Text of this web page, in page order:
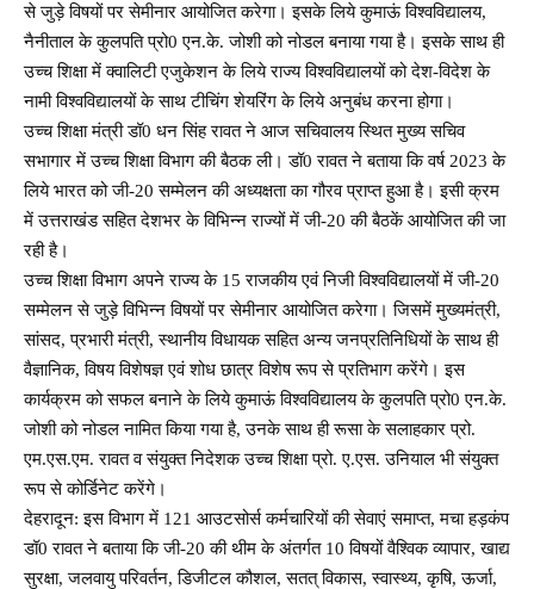
से जुड़े विषयों पर सेमीनार आयोजित करेगा। इसके लिये कुमाऊं विश्वविद्यालय,
नैनीताल के कुलपति प्रो0 एन.के. जोशी को नोडल बनाया गया है। इसके साथ ही
उच्च शिक्षा में क्वालिटी एजुकेशन के लिये राज्य विश्वविद्यालयों को देश-विदेश के
नामी विश्वविद्यालयों के साथ टीचिंग शेयरिंग के लिये अनुबंध करना होगा।
उच्च शिक्षा मंत्री डॉ0 धन सिंह रावत ने आज सचिवालय स्थित मुख्य सचिव
सभागार में उच्च शिक्षा विभाग की बैठक ली। डॉ0 रावत ने बताया कि वर्ष 2023 के
लिये भारत को जी-20 सम्मेलन की अध्यक्षता का गौरव प्राप्त हुआ है। इसी क्रम
में उत्तराखंड सहित देशभर के विभिन्न राज्यों में जी-20 की बैठकें आयोजित की जा
रही है।
उच्च शिक्षा विभाग अपने राज्य के 15 राजकीय एवं निजी विश्वविद्यालयों में जी-20
सम्मेलन से जुड़े विभिन्न विषयों पर सेमीनार आयोजित करेगा। जिसमें मुख्यमंत्री,
सांसद, प्रभारी मंत्री, स्थानीय विधायक सहित अन्य जनप्रतिनिधियों के साथ ही
वैज्ञानिक, विषय विशेषज्ञ एवं शोध छात्र विशेष रूप से प्रतिभाग करेंगे। इस
कार्यक्रम को सफल बनाने के लिये कुमाऊं विश्वविद्यालय के कुलपति प्रो0 एन.के.
जोशी को नोडल नामित किया गया है, उनके साथ ही रूसा के सलाहकार प्रो.
एम.एस.एम. रावत व संयुक्त निदेशक उच्च शिक्षा प्रो. ए.एस. उनियाल भी संयुक्त
रूप से कोर्डिनेट करेंगे।
देहरादून: इस विभाग में 121 आउटसोर्स कर्मचारियों की सेवाएं समाप्त, मचा हड़कंप
डॉ0 रावत ने बताया कि जी-20 की थीम के अंतर्गत 10 विषयों वैश्विक व्यापार, खाद्य
सुरक्षा, जलवायु परिवर्तन, डिजीटल कौशल, सतत् विकास, स्वास्थ्य, कृषि, ऊर्जा,